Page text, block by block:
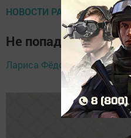
НОВОСТИ РАЙОНА
Не попадайтесь на
Лариса Фёдорова, 15 мая